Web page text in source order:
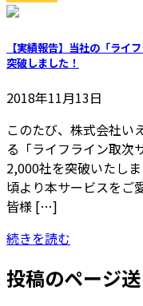
【実績報告】当社の「ライ
突破しました！
2018年11月13日
このたび、株式会社い
る「ライフライン取次
2,000社を突破いたし
頃より本サービスをご
皆様 […]
続きを読む
投稿のページ